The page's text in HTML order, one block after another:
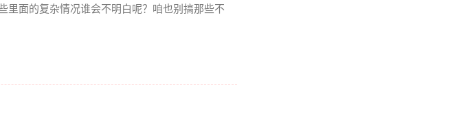
里面的复杂情况谁会不明白呢？咱也别搞那些不